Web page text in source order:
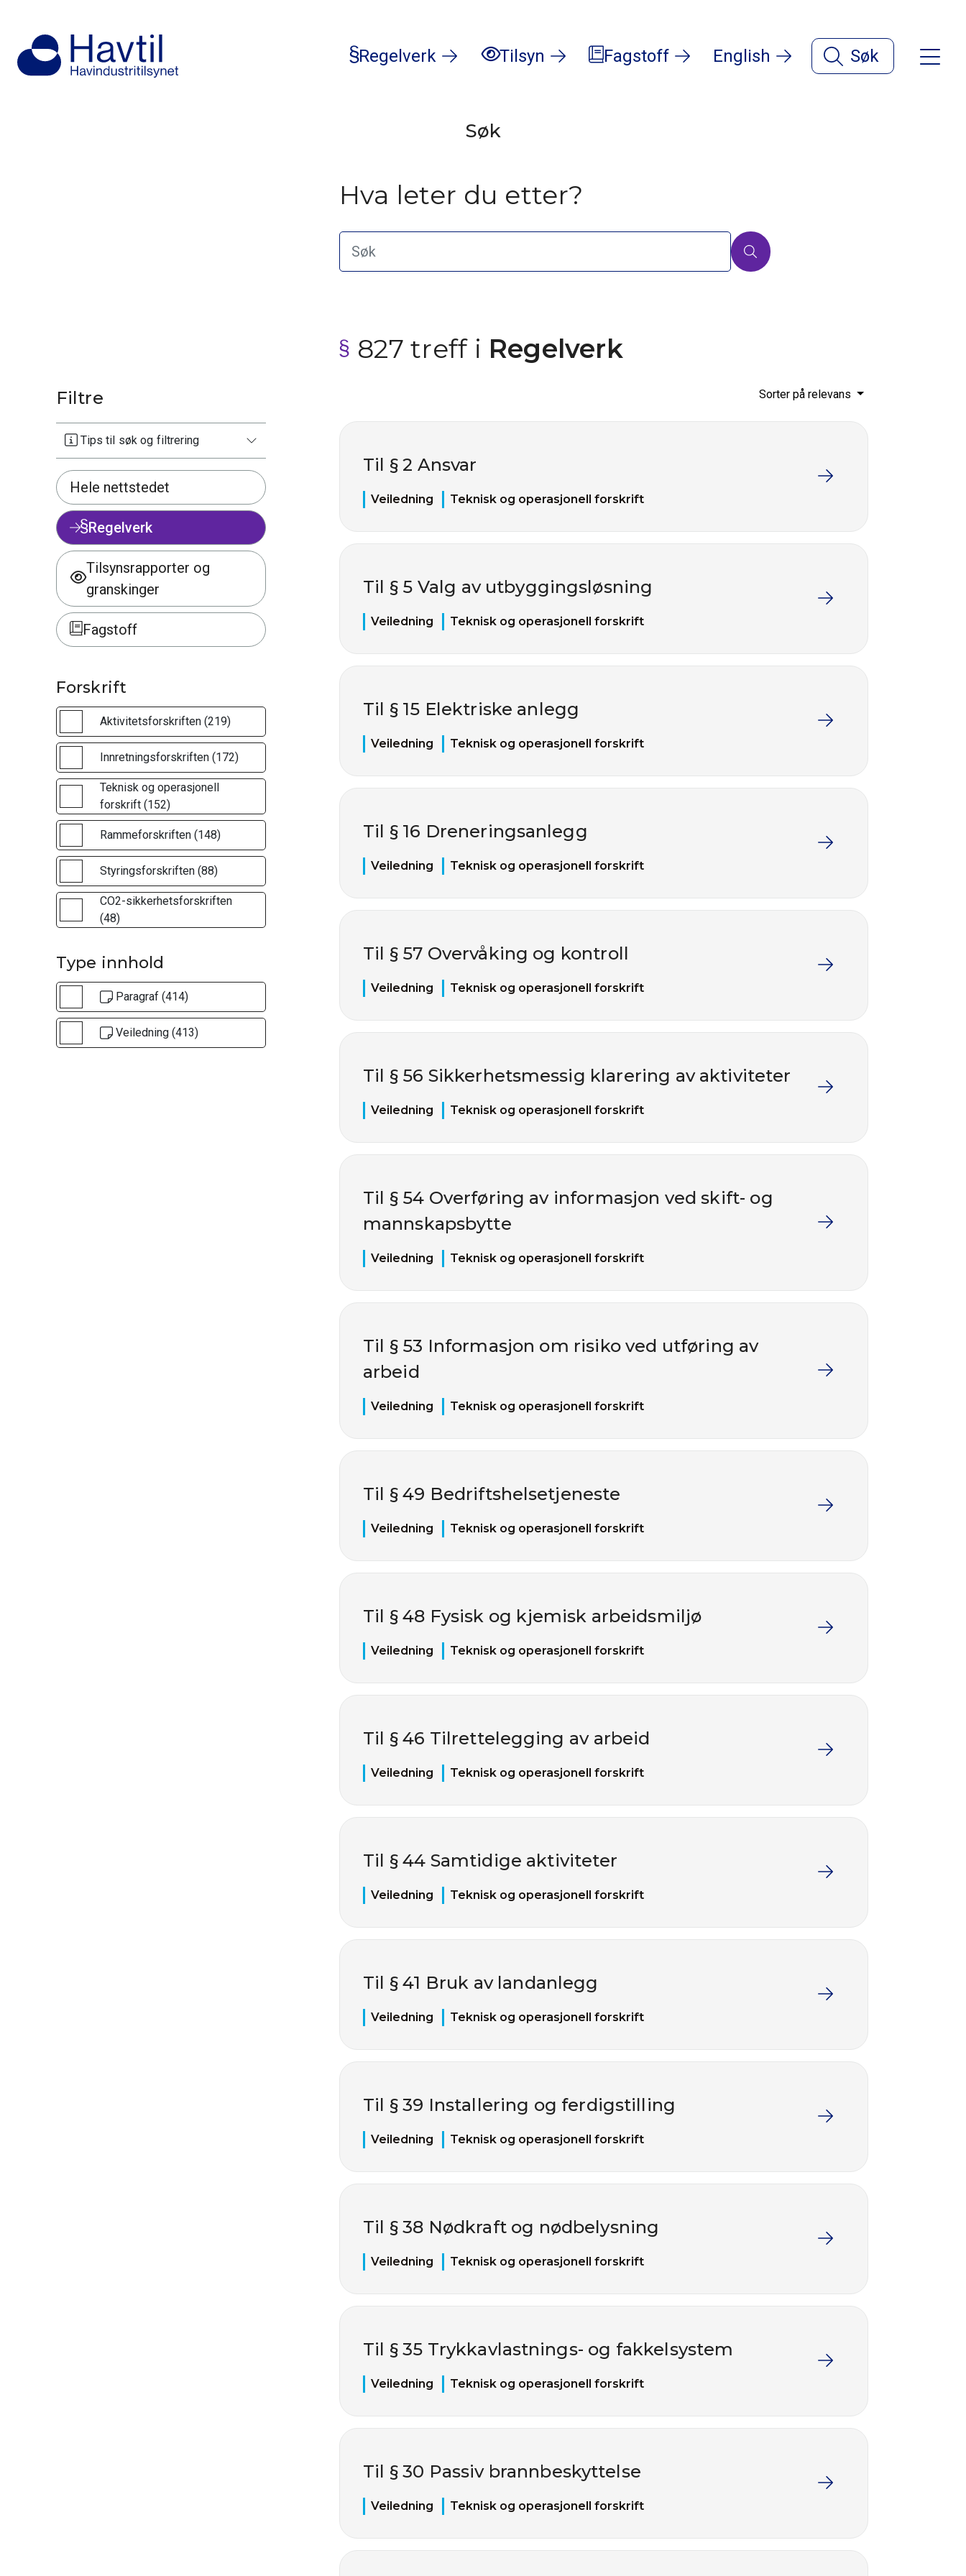
Regelverk Tilsyn Fagstoff English Søk
Søk
Hva leter du etter?
827 treff i Regelverk
Filtre
Tips til søk og filtrering
Hele nettstedet
Regelverk
Tilsynsrapporter og
granskinger
Fagstoff
Forskrift
Aktivitetsforskriften (219)
Innretningsforskriften (172)
Teknisk og operasjonell
forskrift (152)
Rammeforskriften (148)
Styringsforskriften (88)
CO2-sikkerhetsforskriften
(48)
Type innhold
Paragraf (414)
Veiledning (413)
Sorter på relevans
Til § 2 Ansvar
Veiledning Teknisk og operasjonell forskrift
Til § 5 Valg av utbyggingsløsning
Veiledning Teknisk og operasjonell forskrift
Til § 15 Elektriske anlegg
Veiledning Teknisk og operasjonell forskrift
Til § 16 Dreneringsanlegg
Veiledning Teknisk og operasjonell forskrift
Til § 57 Overvåking og kontroll
Veiledning Teknisk og operasjonell forskrift
Til § 56 Sikkerhetsmessig klarering av aktiviteter
Veiledning Teknisk og operasjonell forskrift
Til § 54 Overføring av informasjon ved skift- og
mannskapsbytte
Veiledning Teknisk og operasjonell forskrift
Til § 53 Informasjon om risiko ved utføring av
arbeid
Veiledning Teknisk og operasjonell forskrift
Til § 49 Bedriftshelsetjeneste
Veiledning Teknisk og operasjonell forskrift
Til § 48 Fysisk og kjemisk arbeidsmiljø
Veiledning Teknisk og operasjonell forskrift
Til § 46 Tilrettelegging av arbeid
Veiledning Teknisk og operasjonell forskrift
Til § 44 Samtidige aktiviteter
Veiledning Teknisk og operasjonell forskrift
Til § 41 Bruk av landanlegg
Veiledning Teknisk og operasjonell forskrift
Til § 39 Installering og ferdigstilling
Veiledning Teknisk og operasjonell forskrift
Til § 38 Nødkraft og nødbelysning
Veiledning Teknisk og operasjonell forskrift
Til § 35 Trykkavlastnings- og fakkelsystem
Veiledning Teknisk og operasjonell forskrift
Til § 30 Passiv brannbeskyttelse
Veiledning Teknisk og operasjonell forskrift